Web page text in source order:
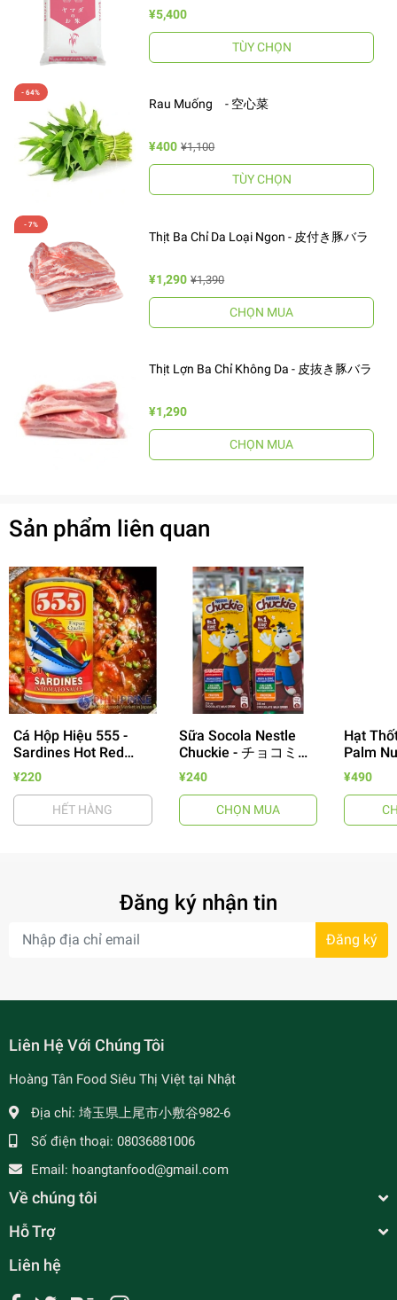
¥5,400
TÙY CHỌN
Rau Muống - 空心菜
¥400 ¥1,100
TÙY CHỌN
Thịt Ba Chỉ Da Loại Ngon - 皮付き豚バラ
¥1,290 ¥1,390
CHỌN MUA
Thịt Lợn Ba Chỉ Không Da - 皮抜き豚バラ
¥1,290
CHỌN MUA
Sản phẩm liên quan
Cá Hộp Hiệu 555 -
Sardines Hot Red
155g
¥220
HẾT HÀNG
Sữa Socola Nestle
Chuckie - チョコミル
ク 250ml
¥240
CHỌN MUA
Hạt
Palm
Màu
¥490
Đăng ký nhận tin
Đăng ký
Liên Hệ Với Chúng Tôi
Hoàng Tân Food Siêu Thị Việt tại Nhật
Địa chỉ: 埼玉県上尾市小敷谷982-6
Số điện thoại: 08036881006
Email: hoangtanfood@gmail.com
Về chúng tôi
Hỗ Trợ
Liên hệ